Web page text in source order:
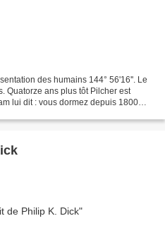
des humains 144° 56'16''. Le
Quatorze ans plus tôt Pilcher est
lui dit : vous dormez depuis 1800